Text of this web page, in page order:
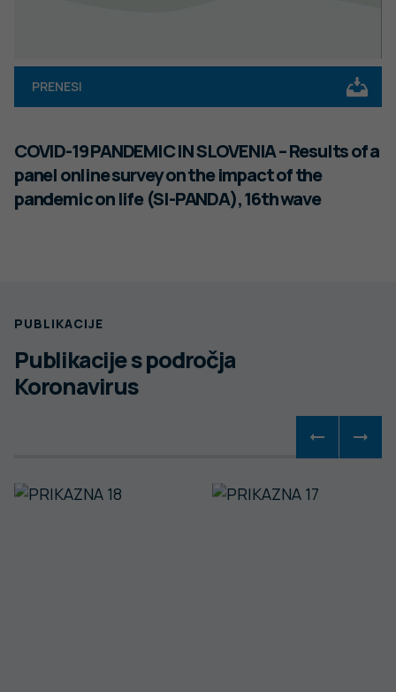
PRENESI
COVID-19 PANDEMIC IN SLOVENIA – Results of a
panel online survey on the impact of the
pandemic on life (SI-PANDA), 16th wave
PUBLIKACIJE
Publikacije s področja
Koronavirus